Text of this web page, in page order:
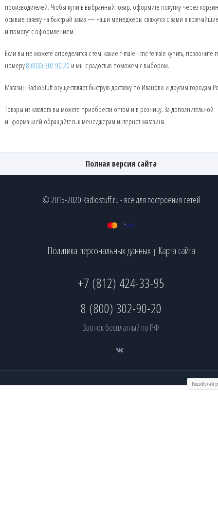
производителей. Чтобы купить выбранный товар, оформите покупку через
оставьте заявку на быстрый заказ — наши менеджеры свяжутся с вами в
и помогут с оформлением.
Если вы не можете определится с тем, какие f-male - tnc-female купить, позвоните
номеру8 (800) 302-90-20 и мы с радостью поможем с выбором.
Магазин RadioStuff осуществляет быструю доставку по Иваново и другим городам
Товары из каталога вы можете приобрести оптом и в розницу. За дополнительной
информацией обращайтесь к менеджерам интернет-магазина.
Полная версия сайта
© 2015-2020 Radiostuff.ru - все для построения сетей
Политика персональных данных | Карта сайта
+7 (812) 424-33-95
8 (800) 302-90-20
Звонок бесплатный по РФ